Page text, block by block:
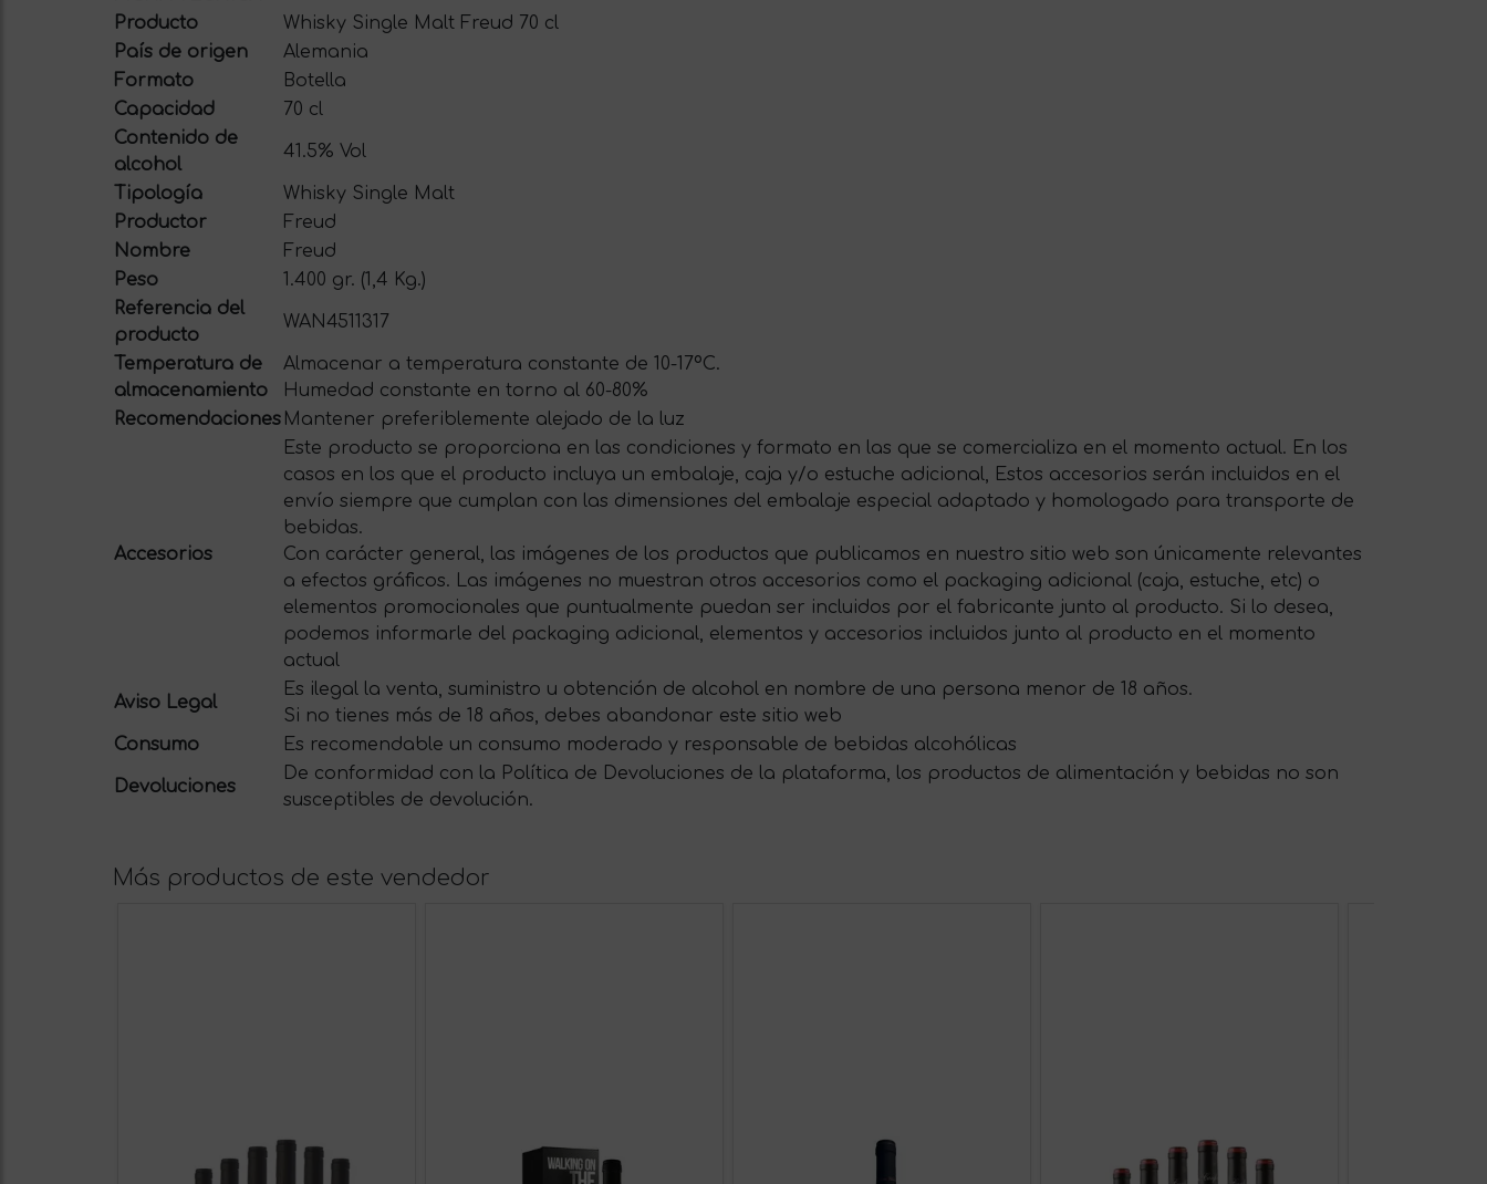
Producto
Whisky Single Malt Freud 70 cl
País de origen
Alemania
Formato
Botella
Capacidad
70 cl
Contenido de
alcohol
41.5% Vol
Tipología
Whisky Single Malt
Productor
Freud
Nombre
Freud
Peso
1.400 gr. (1,4 Kg.)
Referencia del
producto
WAN4511317
Temperatura de
almacenamiento
Almacenar a temperatura constante de 10-17ºC.
Humedad constante en torno al 60-80%
Recomendaciones Mantener preferiblemente alejado de la luz
Accesorios
Este producto se proporciona en las condiciones y formato en las que se comercializa en el momento actual. En los
casos en los que el producto incluya un embalaje, caja y/o estuche adicional, Estos accesorios serán incluidos en el
envío siempre que cumplan con las dimensiones del embalaje especial adaptado y homologado para transporte de
bebidas.
Con carácter general, las imágenes de los productos que publicamos en nuestro sitio web son únicamente relevantes
a efectos gráficos. Las imágenes no muestran otros accesorios como el packaging adicional (caja, estuche, etc) o
elementos promocionales que puntualmente puedan ser incluidos por el fabricante junto al producto. Si lo desea,
podemos informarle del packaging adicional, elementos y accesorios incluidos junto al producto en el momento
actual
Aviso Legal
Es ilegal la venta, suministro u obtención de alcohol en nombre de una persona menor de 18 años.
Si no tienes más de 18 años, debes abandonar este sitio web
Consumo
Es recomendable un consumo moderado y responsable de bebidas alcohólicas
Devoluciones
De conformidad con la Política de Devoluciones de la plataforma, los productos de alimentación y bebidas no son
susceptibles de devolución.
Más productos de este vendedor